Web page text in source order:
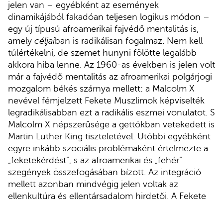
jelen van – egyébként az események
dinamikájából fakadóan teljesen logikus módon –
egy új típusú afroamerikai fajvédő mentalitás is,
amely céljaiban is radikálisan fogalmaz. Nem kell
túlértékelni, de szemet hunyni fölötte legalább
akkora hiba lenne. Az 1960-as években is jelen volt
már a fajvédő mentalitás az afroamerikai polgárjogi
mozgalom békés szárnya mellett: a Malcolm X
nevével fémjelzett Fekete Muszlimok képviselték
legradikálisabban ezt a radikális eszmei vonulatot. S
Malcolm X népszerűsége a gettókban vetekedett is
Martin Luther King tiszteletével. Utóbbi egyébként
egyre inkább szociális problémaként értelmezte a
„feketekérdést”, s az afroamerikai és „fehér”
szegények összefogásában bízott. Az integráció
mellett azonban mindvégig jelen voltak az
ellenkultúra és ellentársadalom hirdetői. A Fekete